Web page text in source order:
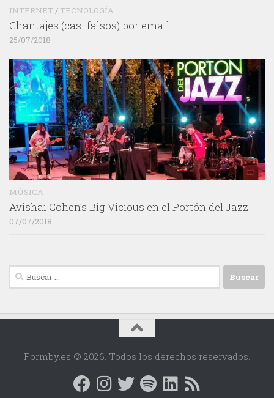
INTERNET / TECNOLOGÍA
Chantajes (casi falsos) por email
25/07/2018
MÚSICA
Avishai Cohen’s Big Vicious en el Portón del Jazz
07/07/2018
Buscar:
Formby.es © 2026. Todos los derechos reservados.